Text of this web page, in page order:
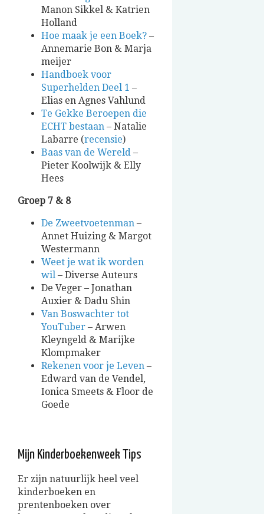
Manon Sikkel & Katrien
Holland
Hoe maak je een Boek? –
Annemarie Bon & Marja
meijer
Handboek voor
Superhelden Deel 1 –
Elias en Agnes Vahlund
Te Gekke Beroepen die
ECHT bestaan – Natalie
Labarre (recensie)
Baas van de Wereld –
Pieter Koolwijk & Elly
Hees
Groep 7 & 8
De Zweetvoetenman –
Annet Huizing & Margot
Westermann
Weet je wat ik worden
wil – Diverse Auteurs
De Veger – Jonathan
Auxier & Dadu Shin
Van Boswachter tot
YouTuber – Arwen
Kleyngeld & Marijke
Klompmaker
Rekenen voor je Leven –
Edward van de Vendel,
Ionica Smeets & Floor de
Goede
Mijn Kinderboekenweek Tips
Er zijn natuurlijk heel veel
kinderboeken en
prentenboeken over